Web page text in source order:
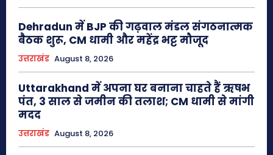
Dehradun में BJP की गढ़वाल मंडल संगठनात्मक
बैठक शुरू, CM धामी और महेंद्र भट्ट मौजूद
उत्तराखंड August 8, 2026
Uttarakhand में अपना घर बनाना चाहते हैं ऋषभ
पंत, 3 साल से जमीन की तलाश; CM धामी से मांगी
मदद
उत्तराखंड August 8, 2026